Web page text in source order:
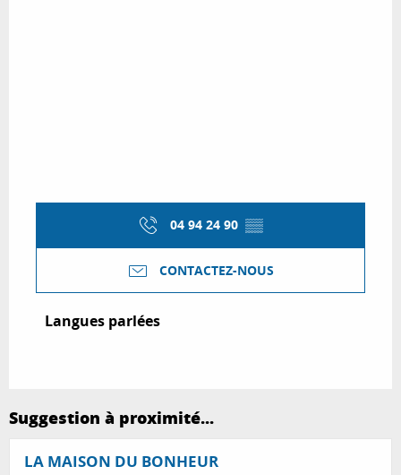
04 94 24 90 ▒▒
CONTACTEZ-NOUS
Langues parlées
Langues parlées
Suggestion à proximité...
LA MAISON DU BONHEUR